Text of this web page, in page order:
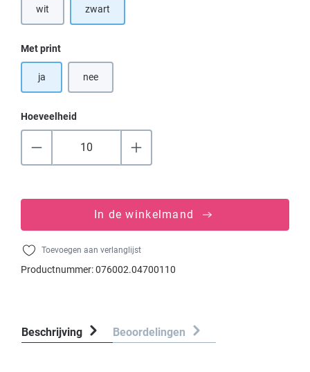
wit(Deze optie is momenteel niet beschikbaar.)
zwart
Selecteer
Met print
ja nee
Hoeveelheid
In de winkelmand
Toevoegen aan verlanglijst
Productnummer:076002.04700110
Beschrijving Beoordelingen